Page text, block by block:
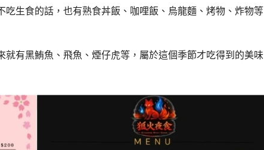
生食的話，也有熟食丼飯、咖哩飯、烏龍麵、烤物、炸物等
有黑鮪魚、飛魚、煙仔虎等，屬於這個季節才吃得到的美味